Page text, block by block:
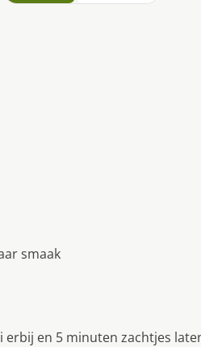
smaak
erbij en 5 minuten zachtjes